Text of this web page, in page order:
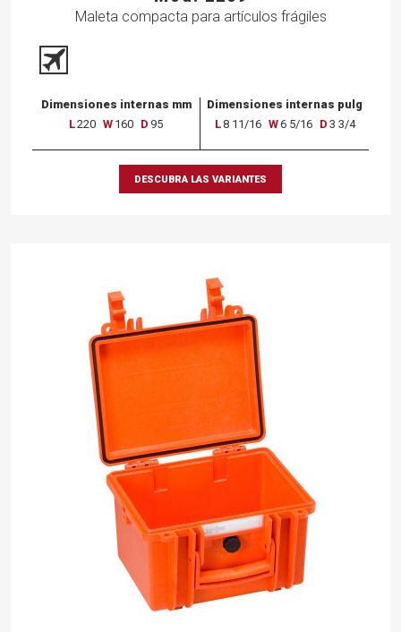
Maleta compacta para artículos frágiles
Dimensiones internas mm
L220 W 160 D 95
Dimensiones internas pulg
L8 11/16 W6 5/16 D 3 3/4
DESCUBRA LAS VARIANTES